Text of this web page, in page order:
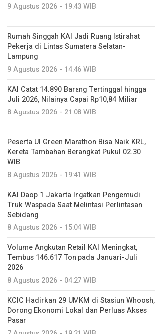
9 Agustus 2026 - 19:43 WIB
Rumah Singgah KAI Jadi Ruang Istirahat
Pekerja di Lintas Sumatera Selatan-
Lampung
9 Agustus 2026 - 14:46 WIB
KAI Catat 14.890 Barang Tertinggal hingga
Juli 2026, Nilainya Capai Rp10,84 Miliar
8 Agustus 2026 - 21:08 WIB
Peserta UI Green Marathon Bisa Naik KRL,
Kereta Tambahan Berangkat Pukul 02.30
WIB
8 Agustus 2026 - 19:41 WIB
KAI Daop 1 Jakarta Ingatkan Pengemudi
Truk Waspada Saat Melintasi Perlintasan
Sebidang
8 Agustus 2026 - 15:04 WIB
Volume Angkutan Retail KAI Meningkat,
Tembus 146.617 Ton pada Januari-Juli
2026
8 Agustus 2026 - 04:27 WIB
KCIC Hadirkan 29 UMKM di Stasiun Whoosh,
Dorong Ekonomi Lokal dan Perluas Akses
Pasar